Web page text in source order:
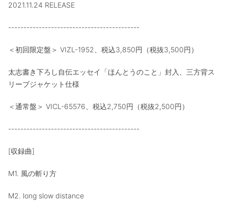
2021.11.24 RELEASE
-------------------------------------------
＜初回限定盤＞ VIZL-1952、税込3,850円（税抜3,500円）
太志書き下ろし自伝エッセイ「ほんとうのこと」封入、三方背ス
リーブジャケット仕様
＜通常盤＞ VICL-65576、税込2,750円（税抜2,500円）
-------------------------------------------
[収録曲]
M1. 風の斬り方
M2. long slow distance